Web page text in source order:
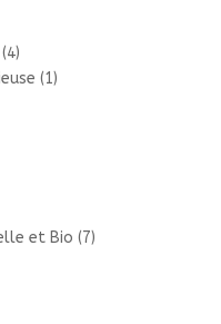
(4)
(1)
et Bio (7)